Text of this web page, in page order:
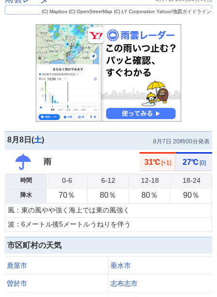
(C) Mapbox (C) OpenStreetMap (C) LY Corporation Yahoo!地図ガイドライン
8月8日(土) 8月7日 20時00分発表
雨 31℃ [+1] 27℃ [0]
時間 0-6 6-12 12-18 18-24
降水 70％ 80％ 80％ 90％
風：東の風やや強く海上では東の風強く
波：6メートル後5メートルうねりを伴う
市区町村の天気
鹿屋市 垂水市
曽於市 志布志市